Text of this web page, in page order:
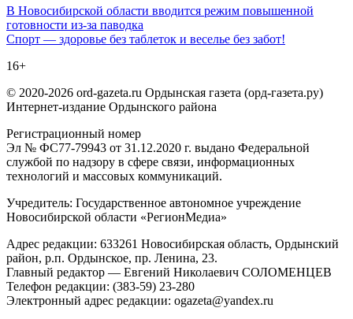
Навигация
по
В Новосибирской области вводится режим повышенной
готовности из-за паводка
Спорт — здоровье без таблеток и веселье без забот!
16+
© 2020-2026 ord-gazeta.ru Ордынская газета (орд-газета.ру)
Интернет-издание Ордынского района
Регистрационный номер
Эл № ФС77-79943 от 31.12.2020 г. выдано Федеральной
службой по надзору в сфере связи, информационных
технологий и массовых коммуникаций.
Учредитель: Государственное автономное учреждение
Новосибирской области «РегионМедиа»
Адрес редакции: 633261 Новосибирская область, Ордынский
район, р.п. Ордынское, пр. Ленина, 23.
Главный редактор — Евгений Николаевич СОЛОМЕНЦЕВ
Телефон редакции: (383-59) 23-280
Электронный адрес редакции: ogazeta@yandex.ru